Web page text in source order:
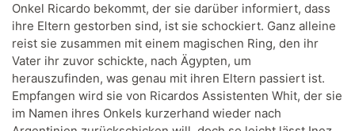
Onkel Ricardo bekommt, der sie darüber informiert, dass
ihre Eltern gestorben sind, ist sie schockiert. Ganz alleine
reist sie zusammen mit einem magischen Ring, den ihr
Vater ihr zuvor schickte, nach Ägypten, um
herauszufinden, was genau mit ihren Eltern passiert ist.
Empfangen wird sie von Ricardos Assistenten Whit, der sie
im Namen ihres Onkels kurzerhand wieder nach